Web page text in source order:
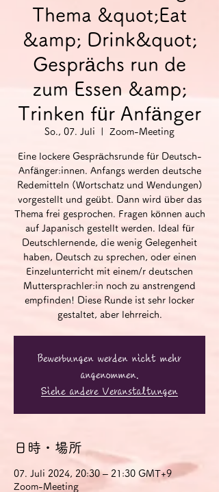
Thema &quot;Eat
&amp; Drink&quot;
Gesprächs run de
zum Essen &amp;
Trinken für Anfänger
So., 07. Juli Zoom-Meeting
Eine lockere Gesprächsrunde für Deutsch-
Anfänger:innen. Anfangs werden deutsche
Redemitteln (Wortschatz und Wendungen)
vorgestellt und geübt. Dann wird über das
Thema frei gesprochen. Fragen können auch
auf Japanisch gestellt werden. Ideal für
Deutschlernende, die wenig Gelegenheit
haben, Deutsch zu sprechen, oder einen
Einzelunterricht mit einem/r deutschen
Muttersprachler:in noch zu anstrengend
empfinden! Diese Runde ist sehr locker
gestaltet, aber lehrreich.
Bewerbungen werden nicht mehr
angenommen.
Siehe andere Veranstaltungen
日時・場所
07. Juli 2024, 20:30 – 21:30 GMT+9
Zoom-Meeting